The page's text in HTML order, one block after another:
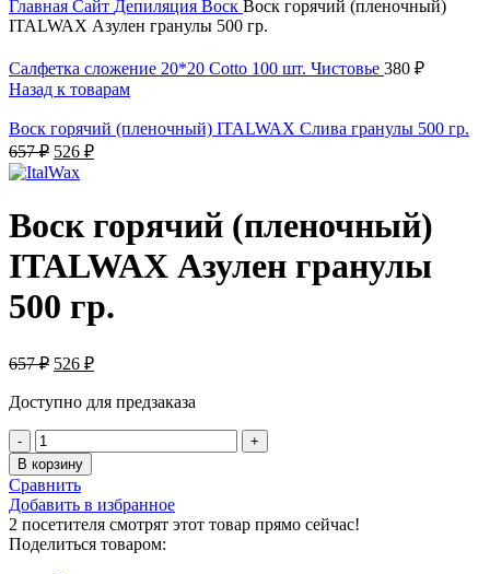
Главная Сайт Депиляция Воск Воск горячий (пленочный)
ITALWAX Азулен гранулы 500 гр.
Салфетка сложение 20*20 Cotto 100 шт. Чистовье 380 ₽
Назад к товарам
Воск горячий (пленочный) ITALWAX Слива гранулы 500 гр.
657₽ 526 ₽
Воск горячий (пленочный)
ITALWAX Азулен гранулы
500 гр.
657₽ 526 ₽
Доступно для предзаказа
В корзину
Сравнить
Добавить в избранное
2 посетителя смотрят этот товар прямо сейчас!
Поделиться товаром: